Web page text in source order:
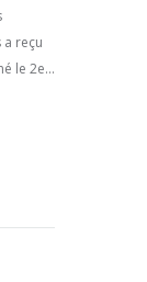
a reçu
le 2e...